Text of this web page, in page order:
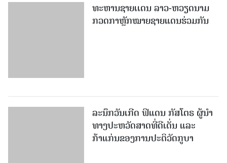
ທະຫານຊາຍເເດນ ລາວ-ຫວຽດນາມ
ກວດກາຫຼັກໝາຍຊາຍແດນຮ່ວມກັນ
ລະນຶກວັນເກີດ ຟິແດນ ກັສໂຕຣ ຜູ້ນຳ
ທາງປະຫວັດສາດທີ່ດີເດັ່ນ ແລະ
ກ້າແກ່ນຂອງການປະຕິວັດກູບາ